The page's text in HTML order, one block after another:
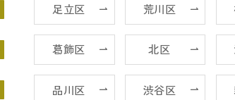
足立区 荒川区
葛飾区 北区
品川区 渋谷区